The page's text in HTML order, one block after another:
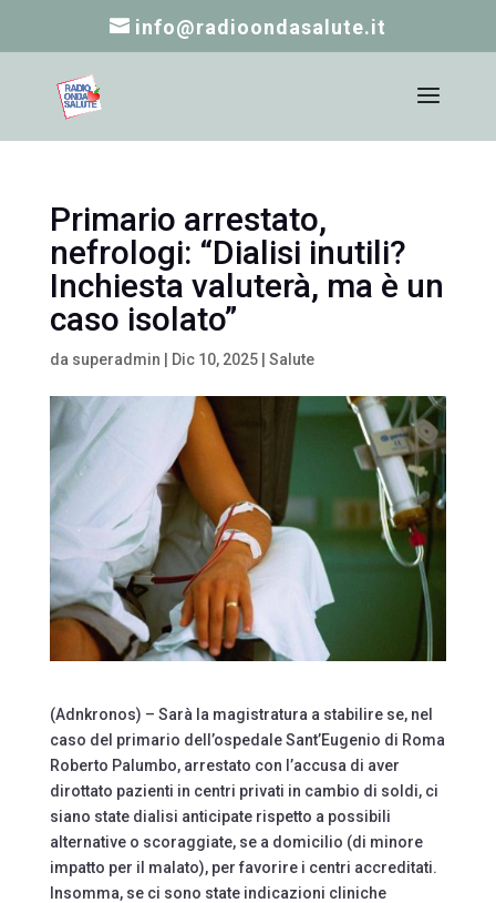
info@radioondasalute.it
Primario arrestato,
nefrologi: “Dialisi inutili?
Inchiesta valuterà, ma è un
caso isolato”
da superadmin Dic 10, 2025| Salute
(Adnkronos) – Sarà la magistratura a stabilire se, nel
caso del primario dell’ospedale Sant’Eugenio di Roma
Roberto Palumbo, arrestato con l’accusa di aver
dirottato pazienti in centri privati in cambio di soldi, ci
siano state dialisi anticipate rispetto a possibili
alternative o scoraggiate, se a domicilio (di minore
impatto per il malato), per favorire i centri accreditati.
Insomma, se ci sono state indicazioni cliniche